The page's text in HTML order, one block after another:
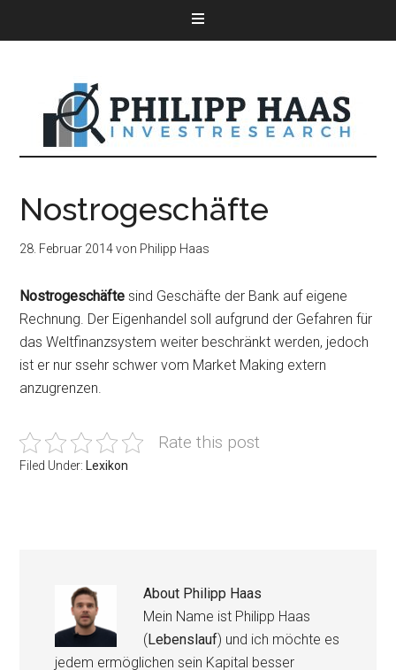
Nostrogeschäfte
28. Februar 2014von Philipp Haas
Nostrogeschäfte sind Geschäfte der Bank auf eigene
Rechnung. Der Eigenhandel soll aufgrund der Gefahren für
das Weltfinanzsystem weiter beschränkt werden, jedoch
ist er nur ssehr schwer vom Market Making extern
anzugrenzen.
Rate this post
Filed Under: Lexikon
About Philipp Haas
Mein Name ist Philipp Haas
(Lebenslauf) und ich möchte es
jedem ermöglichen sein Kapital besser